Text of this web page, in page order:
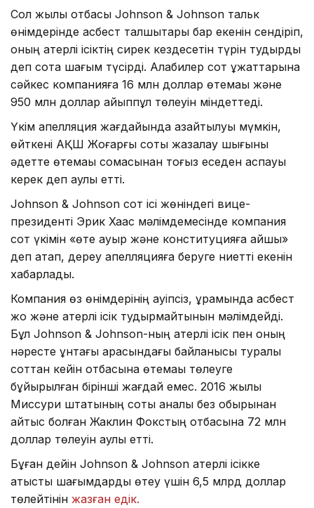
Сол жылы отбасы Johnson & Johnson тальк
өнімдерінде асбест талшықтары бар екенін сендіріп,
оның қатерлі ісіктің сирек кездесетін түрін тудырды
деп сотқа шағым түсірді. Алқабилер сот құжаттарына
сәйкес компанияға 16 млн доллар өтемақы және
950 млн доллар айыппұл төлеуін міндеттеді.
Үкім апелляция жағдайында азайтылуы мүмкін,
өйткені АҚШ Жоғарғы соты жазалау шығыны
әдетте өтемақы сомасынан тоғыз еседен аспауы
керек деп қаулы етті.
Johnson & Johnson сот ісі жөніндегі вице-
президенті Эрик Хаас мәлімдемесінде компания
сот үкімін «өте ауыр және конституцияға қайшы»
деп атап, дереу апелляцияға беруге ниетті екенін
хабарлады.
Компания өз өнімдерінің қауіпсіз, құрамында асбест
жоқ және қатерлі ісік тудырмайтынын мәлімдейді.
Бұл Johnson & Johnson-ның қатерлі ісік пен оның
нәресте ұнтағы арасындағы байланысы туралы
соттан кейін отбасына өтемақы төлеуге
бұйырылған бірінші жағдай емес. 2016 жылы
Миссури штатының соты аналық без обырынан
қайтыс болған Жаклин Фокстың отбасына 72 млн
доллар төлеуін қаулы етті.
Бұған дейін Johnson & Johnson қатерлі ісікке
қатысты шағымдарды өтеу үшін 6,5 млрд доллар
төлейтінін жазған едік.